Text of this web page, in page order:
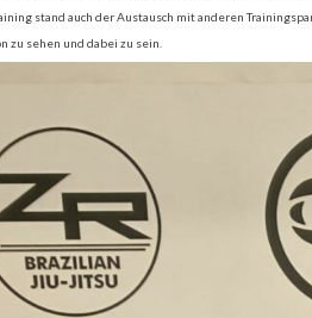
stand auch der Austausch mit anderen
zu sehen und dabei zu sein.